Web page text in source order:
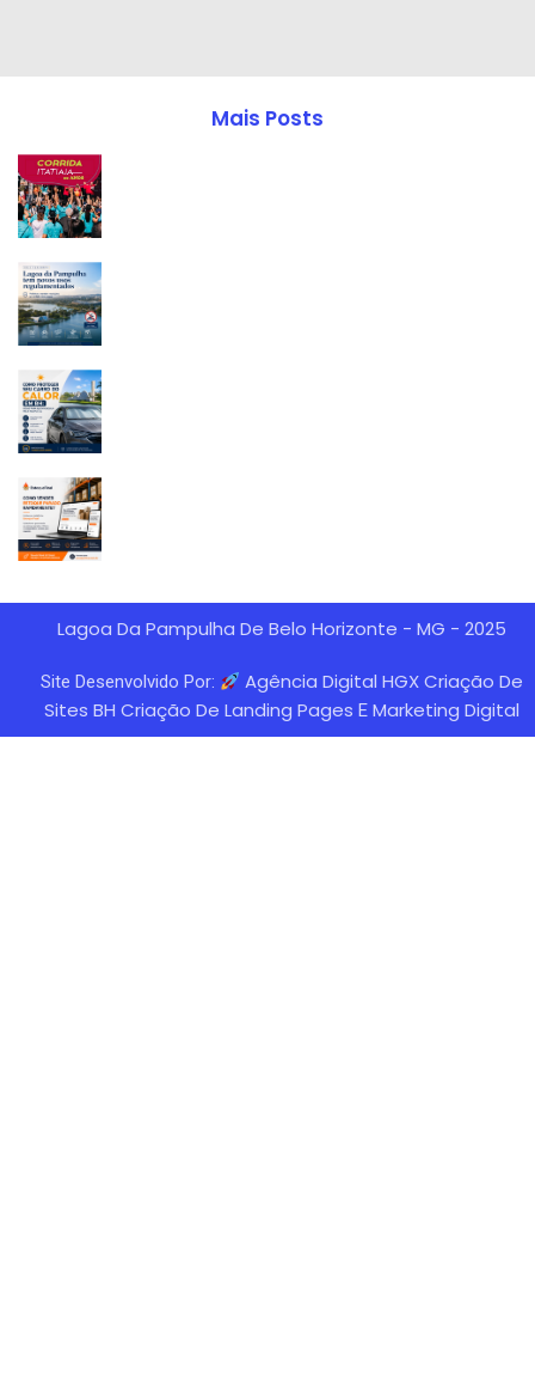
Mais Posts
Lagoa Da Pampulha De Belo Horizonte - MG - 2025
Site Desenvolvido Por:
Agência Digital HGX Criação De
Sites BH Criação De Landing Pages E Marketing Digital